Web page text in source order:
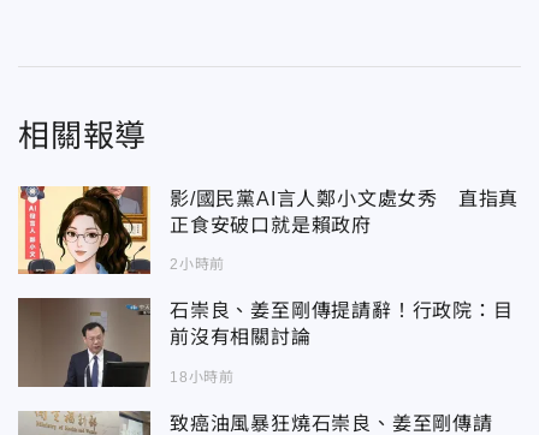
相關報導
影/國民黨AI言人鄭小文處女秀 直指真
正食安破口就是賴政府
2小時前
石崇良、姜至剛傳提請辭！行政院：目
前沒有相關討論
18小時前
致癌油風暴狂燒石崇良、姜至剛傳請